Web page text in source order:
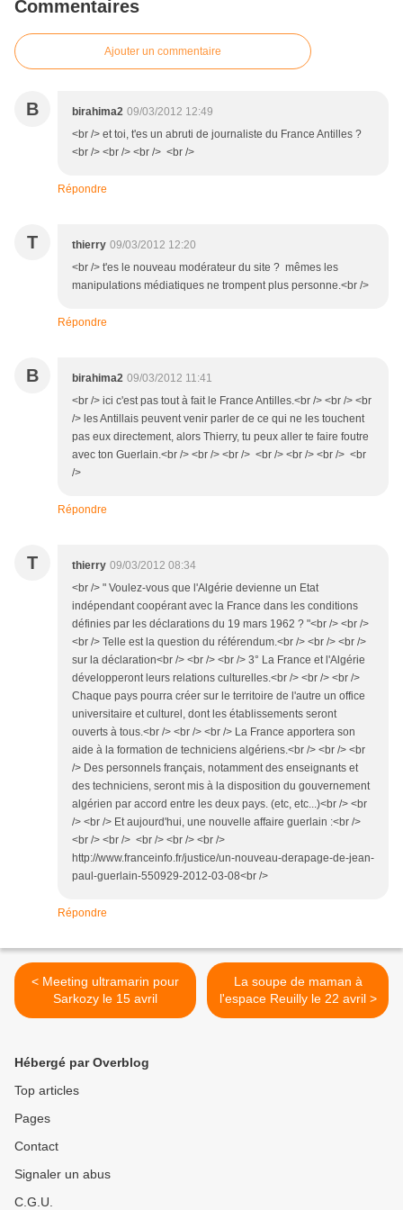
Commentaires
Ajouter un commentaire
B birahima2 09/03/2012 12:49
<br /> et toi, t'es un abruti de journaliste du France Antilles ?
<br /> <br /> <br /> <br />
Répondre
T thierry 09/03/2012 12:20
<br /> t'es le nouveau modérateur du site ? mêmes les
manipulations médiatiques ne trompent plus personne.<br />
Répondre
B birahima2 09/03/2012 11:41
<br /> ici c'est pas tout à fait le France Antilles.<br /> <br /> <br
/> les Antillais peuvent venir parler de ce qui ne les touchent
pas eux directement, alors Thierry, tu peux aller te faire foutre
avec ton Guerlain.<br /> <br /> <br /> <br /> <br /> <br /> <br
/>
Répondre
T thierry 09/03/2012 08:34
<br /> " Voulez-vous que l'Algérie devienne un Etat
indépendant coopérant avec la France dans les conditions
définies par les déclarations du 19 mars 1962 ? "<br /> <br />
<br /> Telle est la question du référendum.<br /> <br /> <br />
sur la déclaration<br /> <br /> <br /> 3° La France et l'Algérie
développeront leurs relations culturelles.<br /> <br /> <br />
Chaque pays pourra créer sur le territoire de l'autre un office
universitaire et culturel, dont les établissements seront
ouverts à tous.<br /> <br /> <br /> La France apportera son
aide à la formation de techniciens algériens.<br /> <br /> <br
/> Des personnels français, notamment des enseignants et
des techniciens, seront mis à la disposition du gouvernement
algérien par accord entre les deux pays. (etc, etc...)<br /> <br
/> <br /> Et aujourd'hui, une nouvelle affaire guerlain :<br />
<br /> <br /> <br /> <br /> <br />
http://www.franceinfo.fr/justice/un-nouveau-derapage-de-jean-
paul-guerlain-550929-2012-03-08<br />
Répondre
< Meeting ultramarin pour
Sarkozy le 15 avril
La soupe de maman à
l'espace Reuilly le 22 avril >
Hébergé par Overblog
Top articles
Pages
Contact
Signaler un abus
C.G.U.